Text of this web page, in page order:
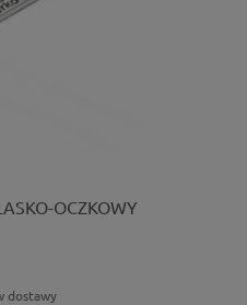
OCZKOWY
dostawy